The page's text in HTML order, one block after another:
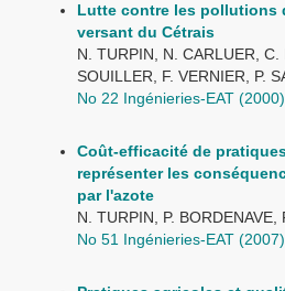
Lutte contre les pollutions
versant du Cétrais
N. TURPIN, N. CARLUER, C.
SOUILLER, F. VERNIER, P.
No 22 Ingénieries-EAT (2000)
Coût-efficacité de
représenter les
par l'azote
N. TURPIN, P. BORDENAVE,
No 51 Ingénieries-EAT (2007)